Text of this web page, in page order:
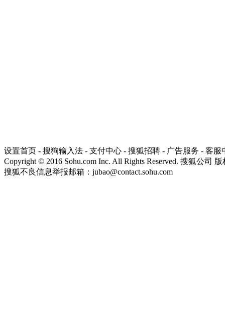
设置首页 - 搜狗输入法 - 支付中心 - 搜狐招聘 - 广告服务 - 客服
Copyright © 2016 Sohu.com Inc. All Rights Reserved. 搜狐公司 版
搜狐不良信息举报邮箱： jubao@contact.sohu.com